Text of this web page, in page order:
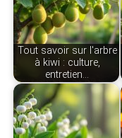
Tout savoir sur l'arbre
à kiwi : culture,
entretien…